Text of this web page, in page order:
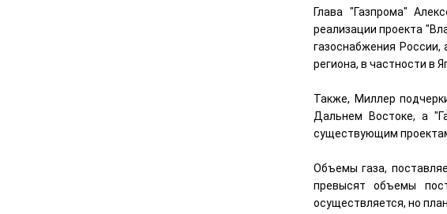
Глава "Газпрома"
реализации проекта
газоснабжения России,
региона, в частности в
Также, Миллер
Дальнем Востоке, а
существующим
Объемы газа,
превысят объемы
осуществляется, но